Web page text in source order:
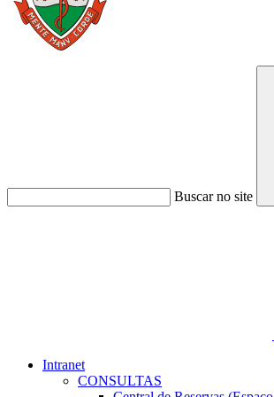
Buscar no site
Intranet
CONSULTAS